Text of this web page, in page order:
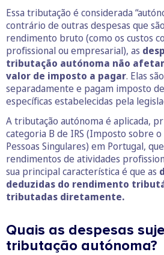
Essa tributação é considerada
contrário de outras despesas que
rendimento bruto (como os custos
profissional ou empresarial), as
tributação autónoma não
valor de imposto a pagar. Elas
separadamente e pagam imposto
específicas estabelecidas pela
A tributação autónoma é aplicada,
categoria B de IRS (Imposto sobre
Pessoas Singulares) em Portugal,
rendimentos de atividades
sua principal característica é que as
deduzidas do rendimento
tributadas diretamente.
Quais as despesas
tributação autónoma?